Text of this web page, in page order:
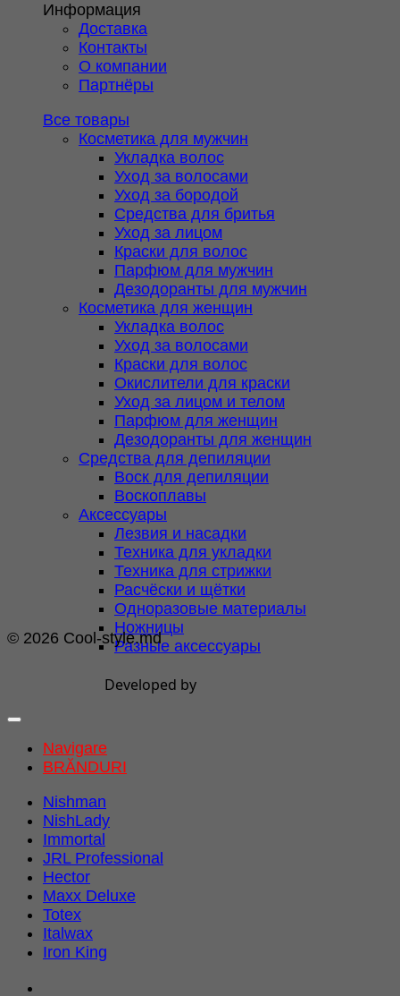
Информация
Доставка
Контакты
О компании
Партнёры
Все товары
Косметика для мужчин
Укладка волос
Уход за волосами
Уход за бородой
Средства для бритья
Уход за лицом
Краски для волос
Парфюм для мужчин
Дезодоранты для мужчин
Косметика для женщин
Укладка волос
Уход за волосами
Краски для волос
Окислители для краски
Уход за лицом и телом
Парфюм для женщин
Дезодоранты для женщин
Средства для депиляции
Воск для депиляции
Воскоплавы
Аксессуары
Лезвия и насадки
Техника для укладки
Техника для стрижки
Расчёски и щётки
Одноразовые материалы
Ножницы
Разные аксессуары
© 2026 Cool-style.md
Developed by
Navigare
BRĂNDURI
Nishman
NishLady
Immortal
JRL Professional
Hector
Maxx Deluxe
Totex
Italwax
Iron King